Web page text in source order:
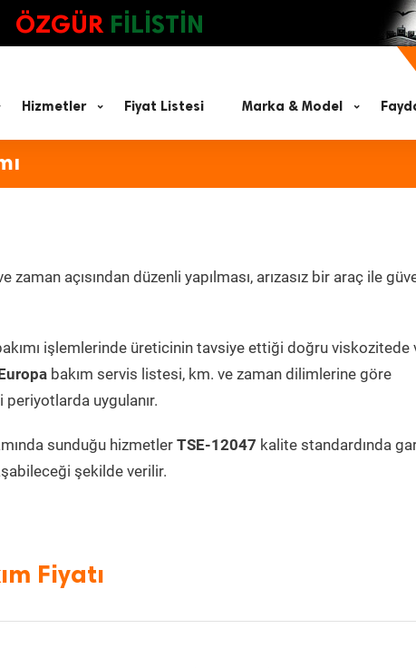
ÖZGÜR FİLİSTİN
Hizmetler Fiyat Listesi Marka & Model
zaman açısından düzenli yapılması, arızasız bir araç ile
işlemlerinde üreticinin tavsiye ettiği doğru viskozitede
bakım servis listesi, km. ve zaman dilimlerine göre
uygulanır.
sunduğu hizmetler TSE-12047 kalite standardında
şekilde verilir.
Fiyatı